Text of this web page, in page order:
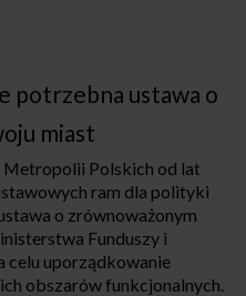
potrzebna ustawa o
miast
Polskich od lat
ram dla polityki
o zrównoważonym
Funduszy i
celu uporządkowanie
obszarów funkcjonalnych.